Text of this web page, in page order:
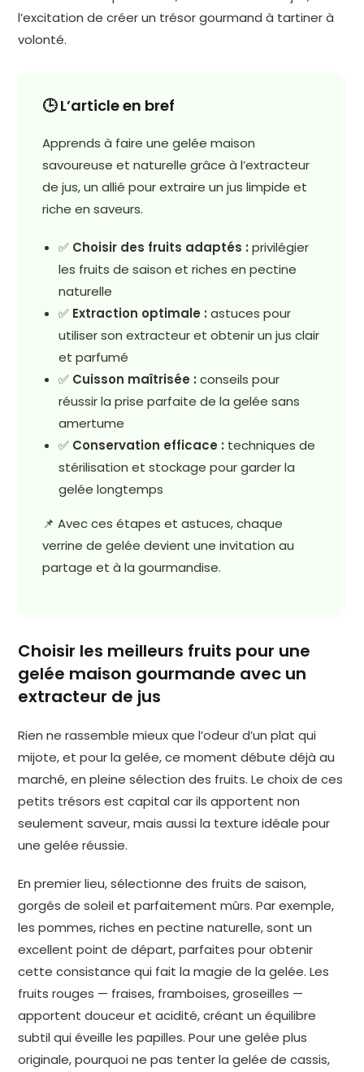
l’excitation de créer un trésor gourmand à tartiner à
volonté.
🕒 L’article en bref
Apprends à faire une gelée maison
savoureuse et naturelle grâce à l’extracteur
de jus, un allié pour extraire un jus limpide et
riche en saveurs.
✅ Choisir des fruits adaptés : privilégier
les fruits de saison et riches en pectine
naturelle
✅ Extraction optimale : astuces pour
utiliser son extracteur et obtenir un jus clair
et parfumé
✅ Cuisson maîtrisée : conseils pour
réussir la prise parfaite de la gelée sans
amertume
✅ Conservation efficace : techniques de
stérilisation et stockage pour garder la
gelée longtemps
📌 Avec ces étapes et astuces, chaque
verrine de gelée devient une invitation au
partage et à la gourmandise.
Choisir les meilleurs fruits pour une
gelée maison gourmande avec un
extracteur de jus
Rien ne rassemble mieux que l’odeur d’un plat qui
mijote, et pour la gelée, ce moment débute déjà au
marché, en pleine sélection des fruits. Le choix de ces
petits trésors est capital car ils apportent non
seulement saveur, mais aussi la texture idéale pour
une gelée réussie.
En premier lieu, sélectionne des fruits de saison,
gorgés de soleil et parfaitement mûrs. Par exemple,
les pommes, riches en pectine naturelle, sont un
excellent point de départ, parfaites pour obtenir
cette consistance qui fait la magie de la gelée. Les
fruits rouges — fraises, framboises, groseilles —
apportent douceur et acidité, créant un équilibre
subtil qui éveille les papilles. Pour une gelée plus
originale, pourquoi ne pas tenter la gelée de cassis,